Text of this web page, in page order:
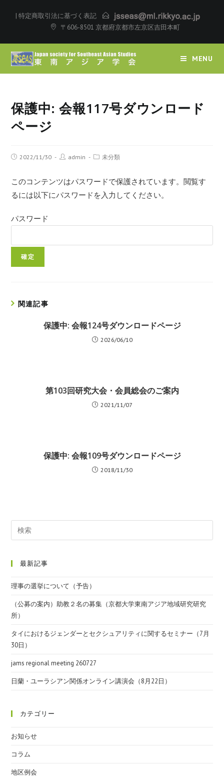
| 特定商取引法に基づく表記
〒606-8501 京都府京都市左京区吉田本町
MENU
保護中: 会報117号ダウンロード
ページ
2022/11/30 admin 未分類
このコンテンツはパスワードで保護されています。閲覧す
るには以下にパスワードを入力してください。
パスワード
関連記事
保護中: 会報124号ダウンロードページ
2026/06/10
第103回研究大会・会員総会のご案内
2021/11/07
保護中: 会報109号ダウンロードページ
2018/11/30
最新記事
理事の選挙について（予告）
（公募の案内）助教２名の募集（京都大学東南アジア地域研究研究
所）
タイにおけるジェンダーとセクシュアリティに関するセミナー（7月
30日）
jams regional meeting 260727
日蘭・ユーラシアン関係オンライン講演会（8月22日）
カテゴリー
お知らせ
コラム
地区例会